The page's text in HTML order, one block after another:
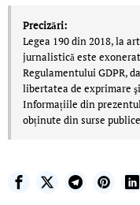
Precizări:
Legea 190 din 2018, la
jurnalistică este
Regulamentului GDPR,
libertatea de exprimare
Informațiile din
obținute din surse